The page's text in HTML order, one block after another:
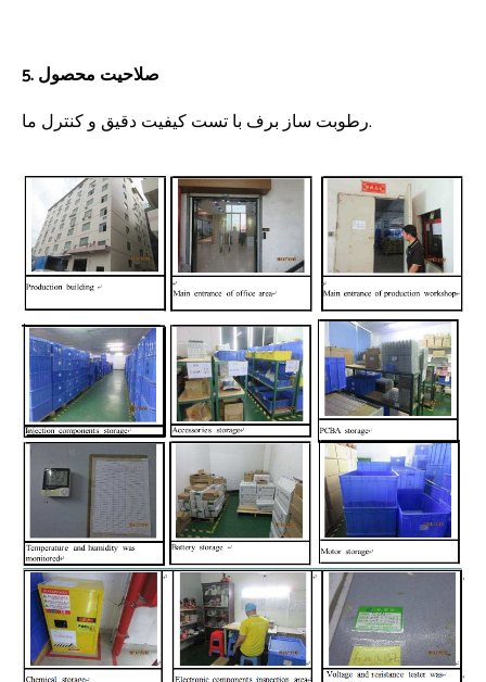
5. صلاحیت محصول
رطوبت ساز برف با تست کیفیت دقیق و کنترل ما.